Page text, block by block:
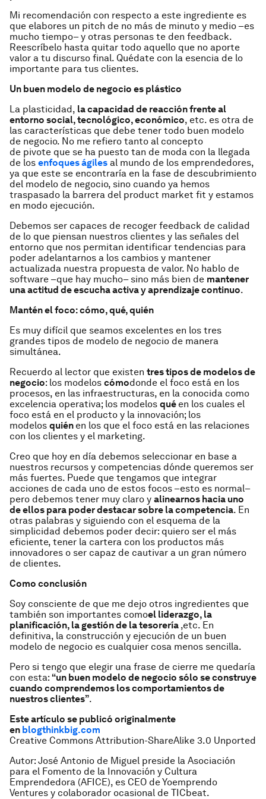
Mi recomendación con respecto a este ingrediente es
que elabores un pitch de no más de minuto y medio –es
mucho tiempo– y otras personas te den feedback.
Reescríbelo hasta quitar todo aquello que no aporte
valor a tu discurso final. Quédate con la esencia de lo
importante para tus clientes.
Un buen modelo de negocio es plástico
La plasticidad, la capacidad de reacción frente al
entorno social, tecnológico, económico, etc. es otra de
las características que debe tener todo buen modelo
de negocio. No me refiero tanto al concepto
de pivote que se ha puesto tan de moda con la llegada
de los enfoques ágiles al mundo de los emprendedores,
ya que este se encontraría en la fase de descubrimiento
del modelo de negocio, sino cuando ya hemos
traspasado la barrera del product market fit y estamos
en modo ejecución.
Debemos ser capaces de recoger feedback de calidad
de lo que piensan nuestros clientes y las señales del
entorno que nos permitan identificar tendencias para
poder adelantarnos a los cambios y mantener
actualizada nuestra propuesta de valor. No hablo de
software –que hay mucho– sino más bien de mantener
una actitud de escucha activa y aprendizaje continuo.
Mantén el foco: cómo, qué, quién
Es muy difícil que seamos excelentes en los tres
grandes tipos de modelo de negocio de manera
simultánea.
Recuerdo al lector que existen tres tipos de modelos de
negocio: los modelos cómodonde el foco está en los
procesos, en las infraestructuras, en la conocida como
excelencia operativa; los modelos qué en los cuales el
foco está en el producto y la innovación; los
modelos quién en los que el foco está en las relaciones
con los clientes y el marketing.
Creo que hoy en día debemos seleccionar en base a
nuestros recursos y competencias dónde queremos ser
más fuertes. Puede que tengamos que integrar
acciones de cada uno de estos focos –esto es normal–
pero debemos tener muy claro y alinearnos hacia uno
de ellos para poder destacar sobre la competencia. En
otras palabras y siguiendo con el esquema de la
simplicidad debemos poder decir: quiero ser el más
eficiente, tener la cartera con los productos más
innovadores o ser capaz de cautivar a un gran número
de clientes.
Como conclusión
Soy consciente de que me dejo otros ingredientes que
también son importantes comoel liderazgo, la
planificación, la gestión de la tesorería ,etc. En
definitiva, la construcción y ejecución de un buen
modelo de negocio es cualquier cosa menos sencilla.
Pero si tengo que elegir una frase de cierre me quedaría
con esta: “un buen modelo de negocio sólo se construye
cuando comprendemos los comportamientos de
nuestros clientes”.
Este artículo se publicó originalmente
en blogthinkbig.com
Creative Commons Attribution-ShareAlike 3.0 Unported
Autor: José Antonio de Miguel preside la Asociación
para el Fomento de la Innovación y Cultura
Emprendedora (AFICE), es CEO de Yoemprendo
Ventures y colaborador ocasional de TICbeat.